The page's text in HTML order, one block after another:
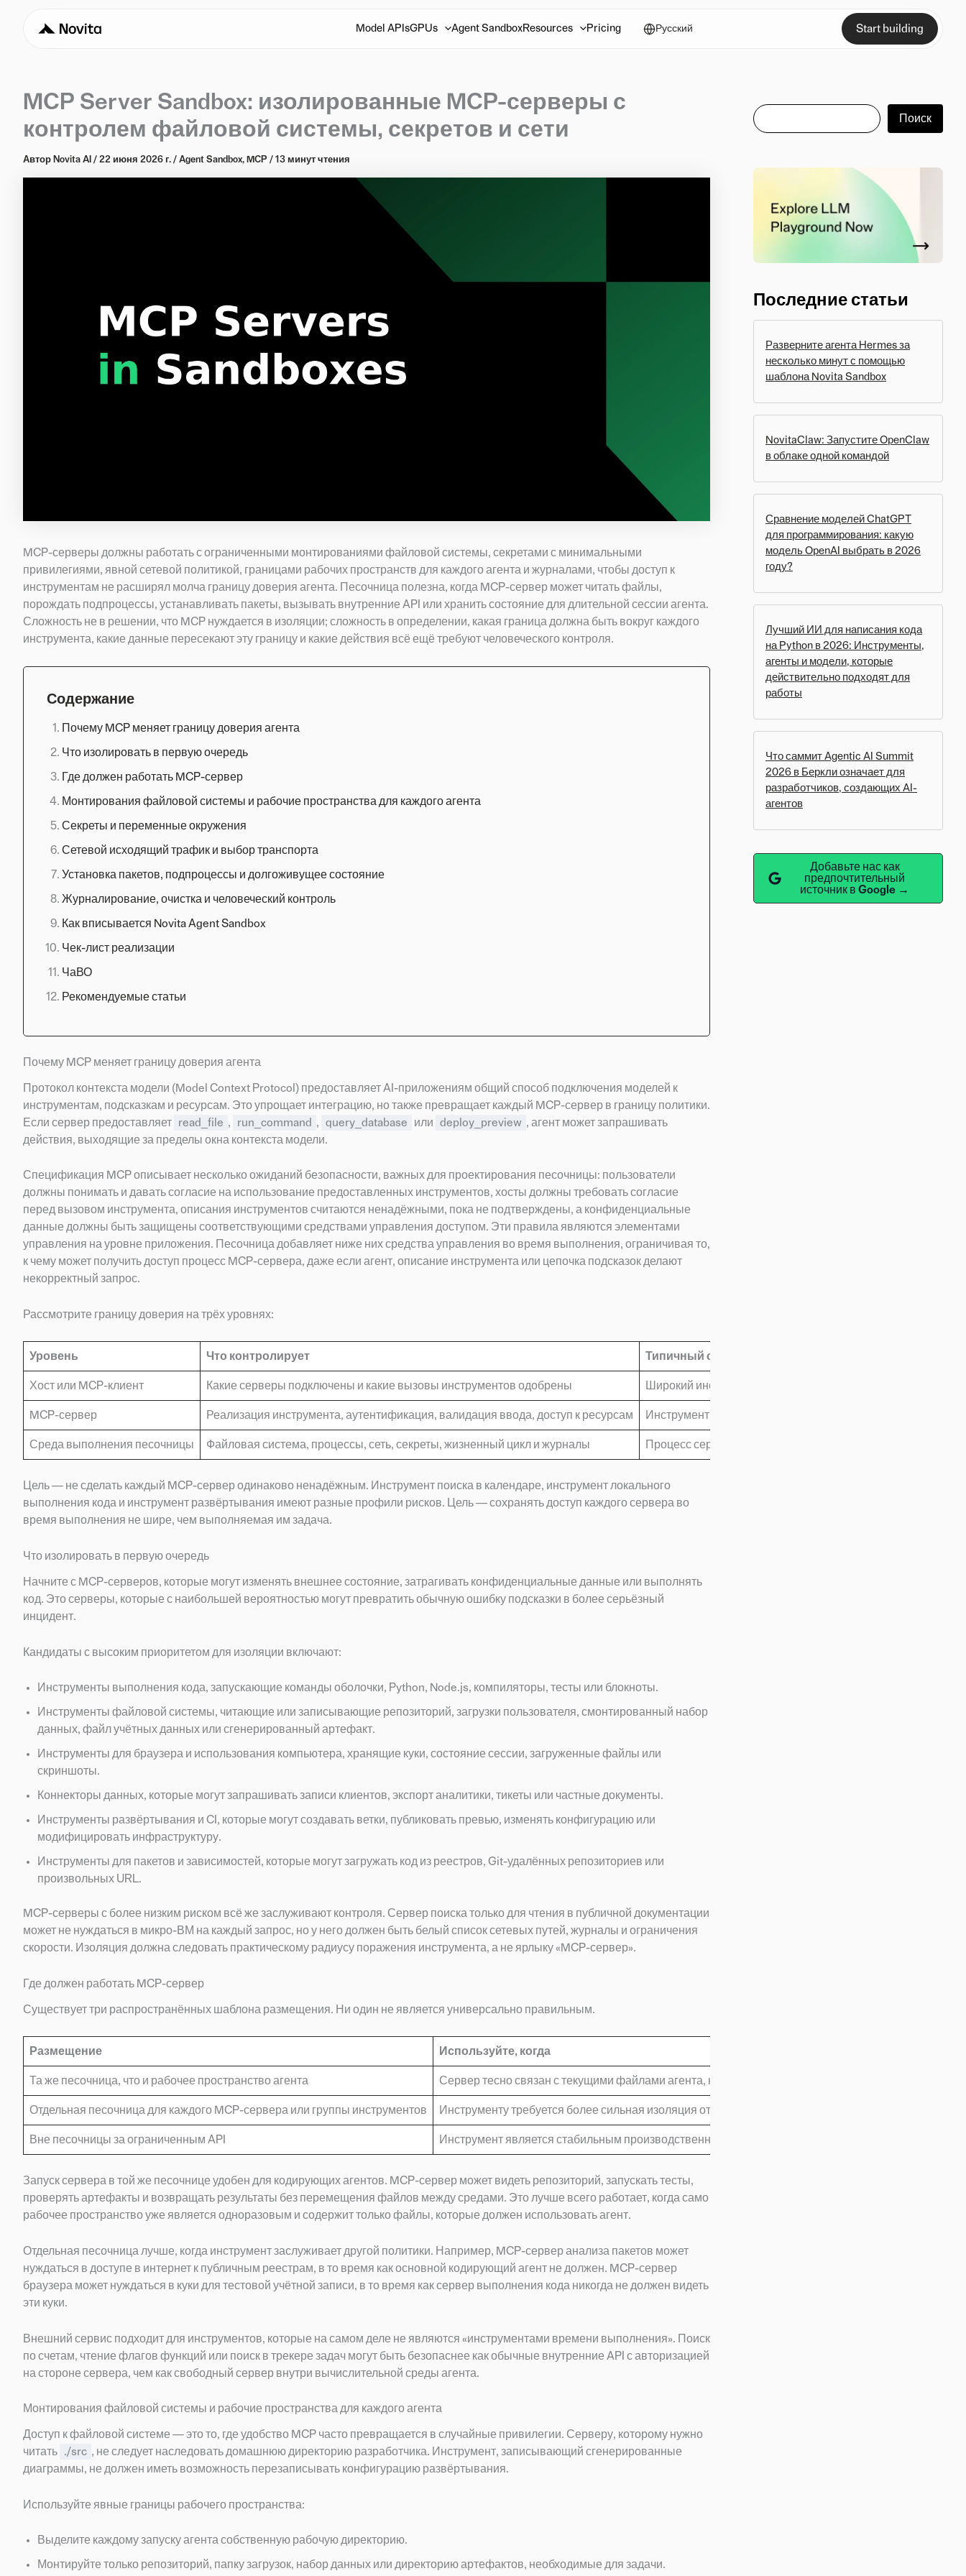
Model APIsGPUs Agent SandboxResources Pricing Русский Start building
MCP Server Sandbox: изолированные MCP-серверы с
контролем файловой системы, секретов и сети
Автор Novita AI / 22 июня 2026 г. / Agent Sandbox, MCP / 13 минут чтения
MCP-серверы должны работать с ограниченными монтированиями файловой системы, секретами с минимальными
привилегиями, явной сетевой политикой, границами рабочих пространств для каждого агента и журналами, чтобы доступ к
инструментам не расширял молча границу доверия агента. Песочница полезна, когда MCP-сервер может читать файлы,
порождать подпроцессы, устанавливать пакеты, вызывать внутренние API или хранить состояние для длительной сессии агента.
Сложность не в решении, что MCP нуждается в изоляции; сложность в определении, какая граница должна быть вокруг каждого
инструмента, какие данные пересекают эту границу и какие действия всё ещё требуют человеческого контроля.
Содержание
Почему MCP меняет границу доверия агента
Что изолировать в первую очередь
Где должен работать MCP-сервер
Монтирования файловой системы и рабочие пространства для каждого агента
Секреты и переменные окружения
Сетевой исходящий трафик и выбор транспорта
Установка пакетов, подпроцессы и долгоживущее состояние
Журналирование, очистка и человеческий контроль
Как вписывается Novita Agent Sandbox
Чек-лист реализации
ЧаВО
Рекомендуемые статьи
Почему MCP меняет границу доверия агента
Протокол контекста модели (Model Context Protocol) предоставляет AI-приложениям общий способ подключения моделей к
инструментам, подсказкам и ресурсам. Это упрощает интеграцию, но также превращает каждый MCP-сервер в границу политики.
Если сервер предоставляет
read_file , run_command , query_database или deploy_preview , агент может запрашивать
действия, выходящие за пределы окна контекста модели.
Спецификация MCP описывает несколько ожиданий безопасности, важных для проектирования песочницы: пользователи
должны понимать и давать согласие на использование предоставленных инструментов, хосты должны требовать согласие
перед вызовом инструмента, описания инструментов считаются ненадёжными, пока не подтверждены, а конфиденциальные
данные должны быть защищены соответствующими средствами управления доступом. Эти правила являются элементами
управления на уровне приложения. Песочница добавляет ниже них средства управления во время выполнения, ограничивая то,
к чему может получить доступ процесс MCP-сервера, даже если агент, описание инструмента или цепочка подсказок делают
некорректный запрос.
Рассмотрите границу доверия на трёх уровнях:
Уровень Что контролирует Типичный сбой
Хост или MCP-клиент Какие серверы подключены и какие вызовы инструментов одобрены Широкий инструмент одобряется один раз и повторно
MCP-сервер Реализация инструмента, аутентификация, валидация ввода, доступ к ресурсам Инструмент читает больше файлов, отправляет больше
Среда выполнения песочницы Файловая система, процессы, сеть, секреты, жизненный цикл и журналы Процесс сервера наследует доступ хоста, так как
Цель — не сделать каждый MCP-сервер одинаково ненадёжным. Инструмент поиска в календаре, инструмент локального
выполнения кода и инструмент развёртывания имеют разные профили рисков. Цель — сохранять доступ каждого сервера во
время выполнения не шире, чем выполняемая им задача.
Что изолировать в первую очередь
Начните с MCP-серверов, которые могут изменять внешнее состояние, затрагивать конфиденциальные данные или выполнять
код. Это серверы, которые с наибольшей вероятностью могут превратить обычную ошибку подсказки в более серьёзный
инцидент.
Кандидаты с высоким приоритетом для изоляции включают:
Инструменты выполнения кода, запускающие команды оболочки, Python, Node.js, компиляторы, тесты или блокноты.
Инструменты файловой системы, читающие или записывающие репозиторий, загрузки пользователя, смонтированный набор
данных, файл учётных данных или сгенерированный артефакт.
Инструменты для браузера и использования компьютера, хранящие куки, состояние сессии, загруженные файлы или
скриншоты.
Коннекторы данных, которые могут запрашивать записи клиентов, экспорт аналитики, тикеты или частные документы.
Инструменты развёртывания и CI, которые могут создавать ветки, публиковать превью, изменять конфигурацию или
модифицировать инфраструктуру.
Инструменты для пакетов и зависимостей, которые могут загружать код из реестров, Git-удалённых репозиториев или
произвольных URL.
MCP-серверы с более низким риском всё же заслуживают контроля. Сервер поиска только для чтения в публичной документации
может не нуждаться в микро-ВМ на каждый запрос, но у него должен быть белый список сетевых путей, журналы и ограничения
скорости. Изоляция должна следовать практическому радиусу поражения инструмента, а не ярлыку «MCP-сервер».
Где должен работать MCP-сервер
Существует три распространённых шаблона размещения. Ни один не является универсально правильным.
Размещение Используйте, когда
Та же песочница, что и рабочее пространство агента Сервер тесно связан с текущими файлами агента, командами оболочки, сессией браузера или
Отдельная песочница для каждого MCP-сервера или группы инструментов Инструменту требуется более сильная изоляция от рабочего пространства агента, он
Вне песочницы за ограниченным API Инструмент является стабильным производственным сервисом с собственной
Запуск сервера в той же песочнице удобен для кодирующих агентов. MCP-сервер может видеть репозиторий, запускать тесты,
проверять артефакты и возвращать результаты без перемещения файлов между средами. Это лучше всего работает, когда само
рабочее пространство уже является одноразовым и содержит только файлы, которые должен использовать агент.
Отдельная песочница лучше, когда инструмент заслуживает другой политики. Например, MCP-сервер анализа пакетов может
нуждаться в доступе в интернет к публичным реестрам, в то время как основной кодирующий агент не должен. MCP-сервер
браузера может нуждаться в куки для тестовой учётной записи, в то время как сервер выполнения кода никогда не должен видеть
эти куки.
Внешний сервис подходит для инструментов, которые на самом деле не являются «инструментами времени выполнения». Поиск
по счетам, чтение флагов функций или поиск в трекере задач могут быть безопаснее как обычные внутренние API с авторизацией
на стороне сервера, чем как свободный сервер внутри вычислительной среды агента.
Монтирования файловой системы и рабочие пространства для каждого агента
Доступ к файловой системе — это то, где удобство MCP часто превращается в случайные привилегии. Серверу, которому нужно
читать
./src , не следует наследовать домашнюю директорию разработчика. Инструмент, записывающий сгенерированные
диаграммы, не должен иметь возможность перезаписывать конфигурацию развёртывания.
Используйте явные границы рабочего пространства:
Выделите каждому запуску агента собственную рабочую директорию.
Монтируйте только репозиторий, папку загрузок, набор данных или директорию артефактов, необходимые для задачи.
Поиск
Поиск
Последние статьи
Разверните агента Hermes за
несколько минут с помощью
шаблона Novita Sandbox
NovitaClaw: Запустите OpenClaw
в облаке одной командой
Сравнение моделей ChatGPT
для программирования: какую
модель OpenAI выбрать в 2026
году?
Лучший ИИ для написания кода
на Python в 2026: Инструменты,
агенты и модели, которые
действительно подходят для
работы
Что саммит Agentic AI Summit
2026 в Беркли означает для
разработчиков, создающих AI-
агентов
Добавьте нас как
предпочтительный
источник в Google →